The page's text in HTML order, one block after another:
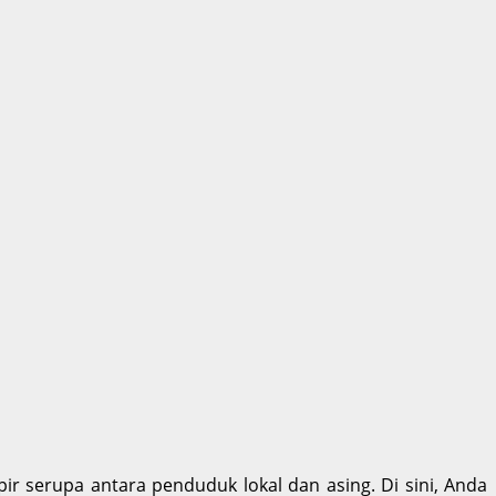
serupa antara penduduk lokal dan asing. Di sini, Anda